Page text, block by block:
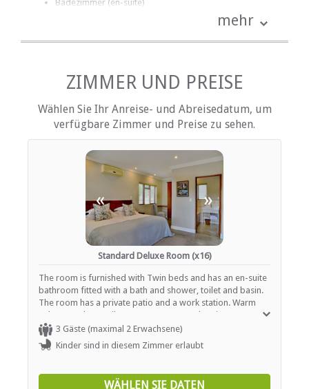
Badezimmer (en-suite)
kostenlose Toilettenartikel
Haartrockner
Heizung (en)
Terrasse / Veranda / Balkon
Safe für Wertsachen
Rauchen: nicht erlaubt
Tee- und Kaffeekocher
EINRICHTUNGEN AUF DEM GELÄNDE
Klimaanlage
Geschäftseinrichtungen
Kinderfreundlich (alle Altersgruppen)
Zimmerreinigung (täglich)
Wäscheservice
Parkplatz (abseits der Straße)
Rezeption (Geschäftszeiten)
Sicherheit (Wache)
Rauchen: Nicht drinnen
mehr
ZIMMER UND PREISE
Wählen Sie Ihr Anreise- und Abreisedatum, um
verfügbare Zimmer und Preise zu sehen.
« »
Standard Deluxe Room (x16)
The room is furnished with Twin beds and has an en-suite
bathroom fitted with a bath and shower, toilet and basin.
The room has a private patio and a work station. Warm
colours and versatile textures ensure authentic country
style.3 Gäste (maximal 2 Erwachsene)
Kinder sind in diesem Zimmer erlaubt
WÄHLEN SIE DATEN